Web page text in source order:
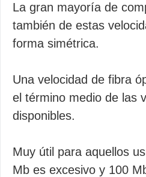
La gran mayoría de
también de estas
forma simétrica.
Una velocidad de fibra
el término medio de las
disponibles.
Muy útil para aquellos
Mb es excesivo y 100